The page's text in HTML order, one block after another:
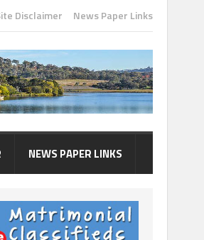
Disclaimer News Paper Links
NEWS PAPER LINKS